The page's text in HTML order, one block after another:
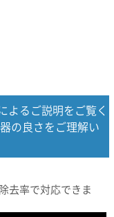
よるご説明をご覧く
の良さをご理解い
去率で対応できま